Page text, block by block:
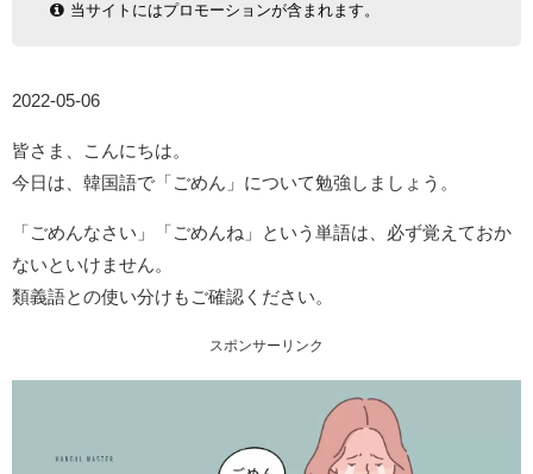
当サイトにはプロモーションが含まれます。
2022-05-06
皆さま、こんにちは。
今日は、韓国語で「ごめん」について勉強しましょう。
「ごめんなさい」「ごめんね」という単語は、必ず覚えておか
ないといけません。
類義語との使い分けもご確認ください。
スポンサーリンク